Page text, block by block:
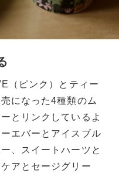
（ピンク）とティー
になった4種類のム
とリンクしているよ
エバーとアイスブル
、スイートハーツと
アとセージグリー